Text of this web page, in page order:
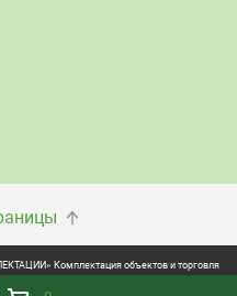
Комплектация объектов и торговля